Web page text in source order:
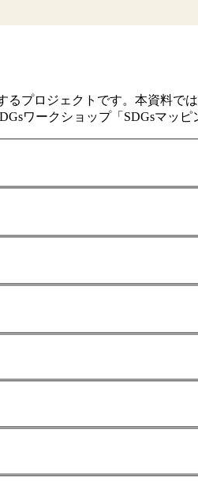
プロジェクトです。本資料で
ワークショップ「SDGsマッ